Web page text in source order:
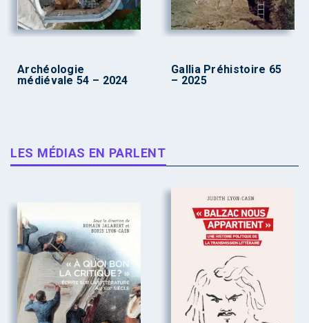
Archéologie
médiévale 54 – 2024
Gallia Préhistoire 65
– 2025
LES MÉDIAS EN PARLENT